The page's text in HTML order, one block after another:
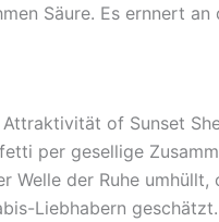
Säure. Es ernnert
of Sunset
per gesellige
Welle der Ruhe
Liebhabern geschätzt.